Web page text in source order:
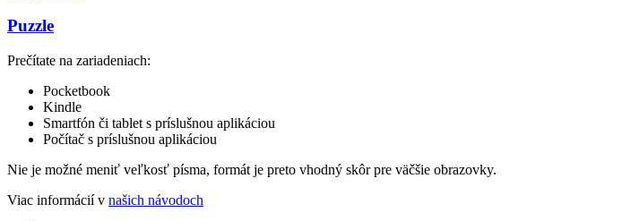
Puzzle
Prečítate na zariadeniach:
Pocketbook
Kindle
Smartfón či tablet s príslušnou aplikáciou
Počítač s príslušnou aplikáciou
Nie je možné meniť veľkosť písma, formát je preto vhodný skôr pre väčšie obrazovky.
Viac informácií v našich návodoch